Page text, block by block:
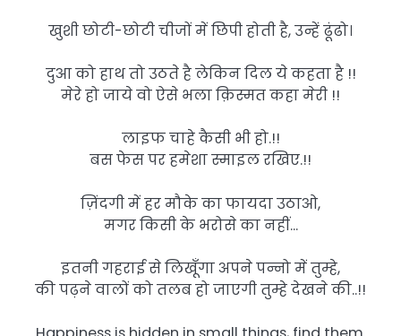
खुशी छोटी-छोटी चीजों में छिपी होती है, उन्हें ढूंढो।
दुआ को हाथ तो उठते है लेकिन दिल ये कहता है !!
मेरे हो जाये वो ऐसे भला क़िस्मत कहा मेरी !!
लाइफ चाहे कैसी भी हो.!!
बस फेस पर हमेशा स्माइल रखिए.!!
ज़िंदगी में हर मौके का फायदा उठाओ,
मगर किसी के भरोसे का नहीं…
इतनी गहराई से लिखूँगा अपने पन्नो में तुम्हे,
की पढ़ने वालों को तलब हो जाएगी तुम्हे देखने की..!!